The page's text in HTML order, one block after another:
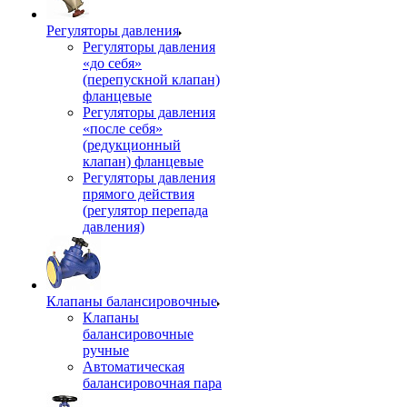
Регуляторы давления
Регуляторы давления
«до себя»
(перепускной клапан)
фланцевые
Регуляторы давления
«после себя»
(редукционный
клапан) фланцевые
Регуляторы давления
прямого действия
(регулятор перепада
давления)
Клапаны балансировочные
Клапаны
балансировочные
ручные
Автоматическая
балансировочная пара